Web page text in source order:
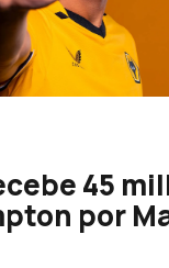
45
por